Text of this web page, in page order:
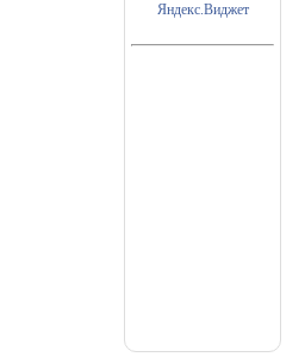
Яндекс.Виджет